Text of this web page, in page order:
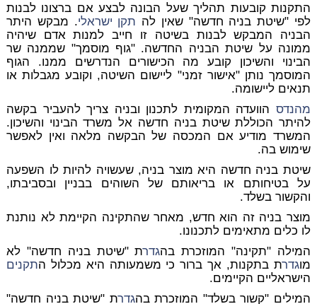
התקנות קובעות תהליך שעל הבונה לבצע אם ברצונו לבנות
לפי "שיטת בניה חדשה" שאין לה תקן ישראלי. מבקש היתר
הבניה המבקש לבנות בשיטה זו חייב למנות אדם שיהיה
ממונה על שיטת הבניה החדשה. "גוף מוסמך" שממנה שר
הבינוי והשיכון קובע מה הכישורים הנדרשים ממנו. הגוף
המוסמך נותן "אישור זמני" ליישום השיטה, וקובע מגבלות או
תנאים ליישומה.
מהנדסהוועדה המקומית לתכנון ובניה צריך להעביר בקשה
להיתר הכוללת שיטת בניה חדשה אל משרד הבינוי והשיכון.
המשרד מודיע אם המכסה של הבקשה מלאה ואין לאפשר
שימוש בה.
שיטת בניה חדשה היא מוצר בניה, שעשויה להיות לו השפעה
על בטיחותם או בריאותם של השוהים בבניין ובסביבתו,
והקשור בשלד.
מוצר בניה זה הוא חדש, מאחר שהתקינה הקיימת לא נותנת
לו כלים מתאימים לתכנונו.
המילה "תקינה" המוזכרת בהגדרת "שיטת בניה חדשה" לא
מוגדרת בתקנות, אך ברור כי משמעותה היא מכלול התקנים
הישראליים הקיימים.
המילים "קשור בשלד" המוזכרת בהגדרת "שיטת בניה חדשה"